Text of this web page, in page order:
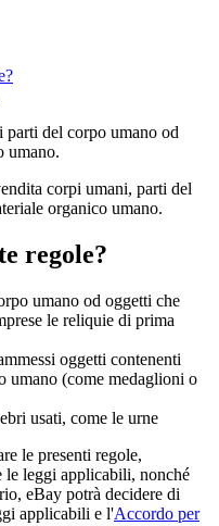
parti del corpo umano od
umano.
corpi umani, parti del
organico umano.
regole?
umano od oggetti che
le reliquie di prima
oggetti contenenti
umano (come medaglioni o
usati, come le urne
le presenti regole,
le leggi applicabili, nonché
eBay potrà decidere di
applicabili e l'Accordo per